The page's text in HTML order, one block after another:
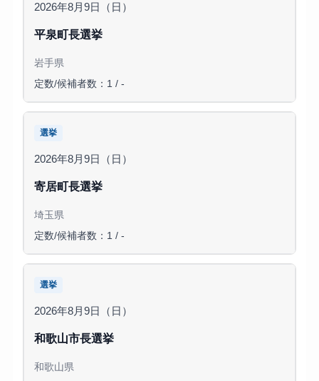
2026年8月9日（日）
平泉町長選挙
岩手県
定数/候補者数：1 / -
選挙
2026年8月9日（日）
寄居町長選挙
埼玉県
定数/候補者数：1 / -
選挙
2026年8月9日（日）
和歌山市長選挙
和歌山県